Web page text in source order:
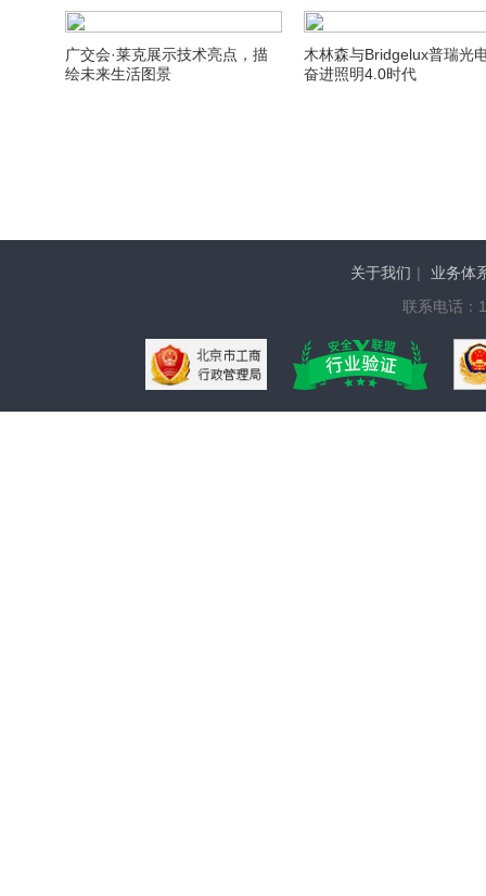
广交会·莱克展示技术亮点，描
绘未来生活图景
木林森与Bridgelux普瑞光
奋进照明4.0时代
关于我们 |
业务体
联系电话